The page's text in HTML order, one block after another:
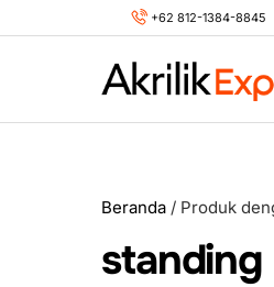
to
+62 812-1384-8845
Beranda / Produk